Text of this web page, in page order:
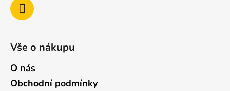
Vše o nákupu
O nás
Obchodní podmínky